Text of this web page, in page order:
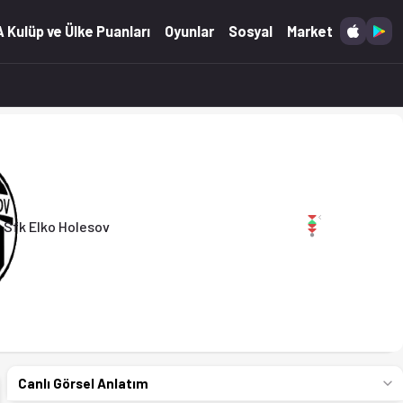
Kulüp ve Ülke Puanları Oyunlar Sosyal Market
Sfk Elko Holesov
Canlı Görsel Anlatım